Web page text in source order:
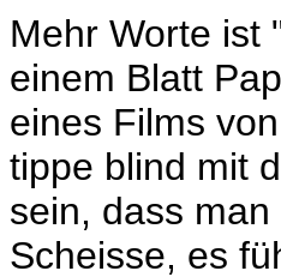
Mehr Worte ist
einem Blatt
eines Films
tippe blind mit
sein, dass
Scheisse, es